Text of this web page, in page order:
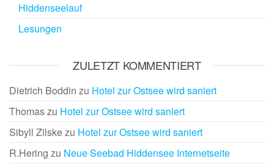
Hiddenseelauf
Lesungen
ZULETZT KOMMENTIERT
Dietrich Boddin zu Hotel zur Ostsee wird saniert
Thomaszu Hotel zur Ostsee wird saniert
Sibyll Zilskezu Hotel zur Ostsee wird saniert
R.Hering zu Neue Seebad Hiddensee Internetseite